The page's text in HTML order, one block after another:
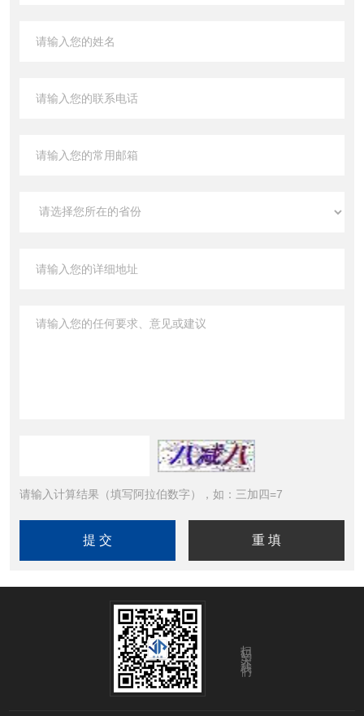
请输入计算结果（填写阿拉伯数字），如：三加四=7
扫码关注我们